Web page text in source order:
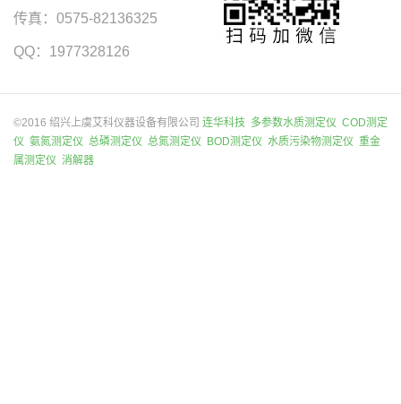
传真：0575-82136325
QQ：1977328126
©2016 绍兴上虞艾科仪器设备有限公司 连华科技 多参数水质测定仪 COD测定
仪 氨氮测定仪 总磷测定仪 总氮测定仪 BOD测定仪 水质污染物测定仪 重金
属测定仪 消解器